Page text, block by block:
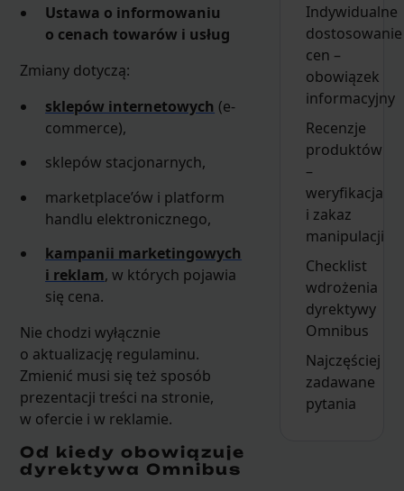
Ustawa o informowaniu
o cenach towarów i usług
Zmiany dotyczą:
sklepów internetowych (e-
commerce),
sklepów stacjonarnych,
marketplace’ów i platform
handlu elektronicznego,
kampanii marketingowych
i reklam, w których pojawia
się cena.
Nie chodzi wyłącznie
o aktualizację regulaminu.
Zmienić musi się też sposób
prezentacji treści na stronie,
w ofercie i w reklamie.
Od kiedy obowiązuje
dyrektywa Omnibus
Indywidualne
dostosowanie
cen –
obowiązek
informacyjny
Recenzje
produktów
–
weryfikacja
i zakaz
manipulacji
Checklist
wdrożenia
dyrektywy
Omnibus
Najczęściej
zadawane
pytania